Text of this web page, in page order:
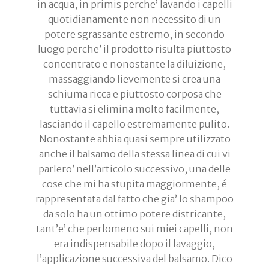
in acqua, in primis perche’ lavando i capelli
quotidianamente non necessito di un
potere sgrassante estremo, in secondo
luogo perche’ il prodotto risulta piuttosto
concentrato e nonostante la diluizione,
massaggiando lievemente si crea una
schiuma ricca e piuttosto corposa che
tuttavia si elimina molto facilmente,
lasciando il capello estremamente pulito.
Nonostante abbia quasi sempre utilizzato
anche il balsamo della stessa linea di cui vi
parlero’ nell’articolo successivo, una delle
cose che mi ha stupita maggiormente, é
rappresentata dal fatto che gia’ lo shampoo
da solo ha un ottimo potere districante,
tant’e’ che perlomeno sui miei capelli, non
era indispensabile dopo il lavaggio,
l’applicazione successiva del balsamo. Dico